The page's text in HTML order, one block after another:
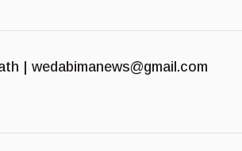
| wedabimanews@gmail.com